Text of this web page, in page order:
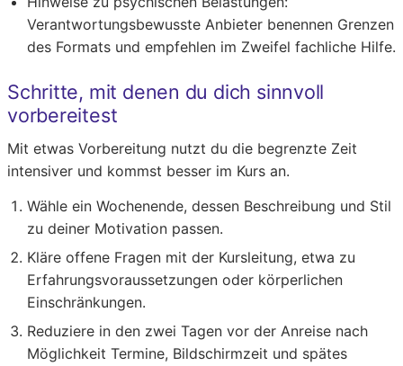
Verantwortungsbewusste Anbieter benennen Grenzen
des Formats und empfehlen im Zweifel fachliche Hilfe.
Schritte, mit denen du dich sinnvoll
vorbereitest
Mit etwas Vorbereitung nutzt du die begrenzte Zeit
intensiver und kommst besser im Kurs an.
Wähle ein Wochenende, dessen Beschreibung und Stil
zu deiner Motivation passen.
Kläre offene Fragen mit der Kursleitung, etwa zu
Erfahrungsvoraussetzungen oder körperlichen
Einschränkungen.
Reduziere in den zwei Tagen vor der Anreise nach
Möglichkeit Termine, Bildschirmzeit und spätes